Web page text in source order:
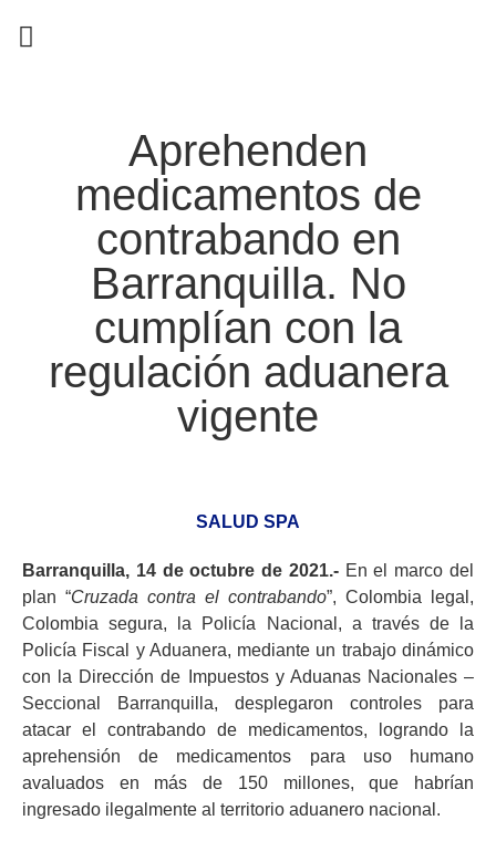
Aprehenden
medicamentos de
contrabando en
Barranquilla. No
cumplían con la
regulación aduanera
vigente
SALUD SPA
Barranquilla, 14 de octubre de 2021.- En el marco del
plan “Cruzada contra el contrabando”, Colombia legal,
Colombia segura, la Policía Nacional, a través de la
Policía Fiscal y Aduanera, mediante un trabajo dinámico
con la Dirección de Impuestos y Aduanas Nacionales –
Seccional Barranquilla, desplegaron controles para
atacar el contrabando de medicamentos, logrando la
aprehensión de medicamentos para uso humano
avaluados en más de 150 millones, que habrían
ingresado ilegalmente al territorio aduanero nacional.